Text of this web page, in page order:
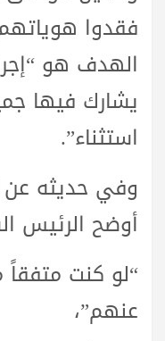
فقدوا
الهدف هو
يشارك فيها
استثناء”.
وفي حديثه عن
أوضح الرئيس
“لو كنت متفقاً
عنهم”،